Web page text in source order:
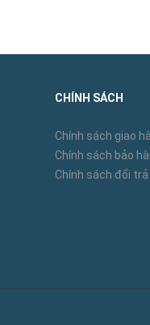
CHÍNH SÁCH
Chính sách giao
Chính sách bảo
Chính sách đổi trả